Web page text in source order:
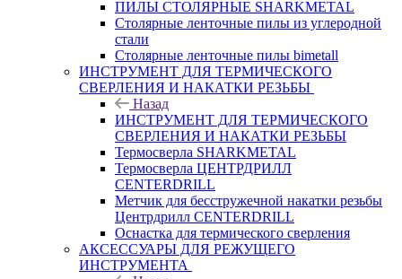
ПИЛЫ СТОЛЯРНЫЕ SHARKMETAL
Столярные ленточные пилы из углеродной
стали
Столярные ленточные пилы bimetall
ИНСТРУМЕНТ ДЛЯ ТЕРМИЧЕСКОГО
СВЕРЛЕНИЯ И НАКАТКИ РЕЗЬБЫ
Назад
ИНСТРУМЕНТ ДЛЯ ТЕРМИЧЕСКОГО
СВЕРЛЕНИЯ И НАКАТКИ РЕЗЬБЫ
Термосверла SHARKMETAL
Термосверла ЦЕНТРДРИЛЛ
CENTERDRILL
Метчик для бесстружечной накатки резьбы
Центрдрилл CENTERDRILL
Оснастка для термического сверления
АКСЕССУАРЫ ДЛЯ РЕЖУЩЕГО
ИНСТРУМЕНТА